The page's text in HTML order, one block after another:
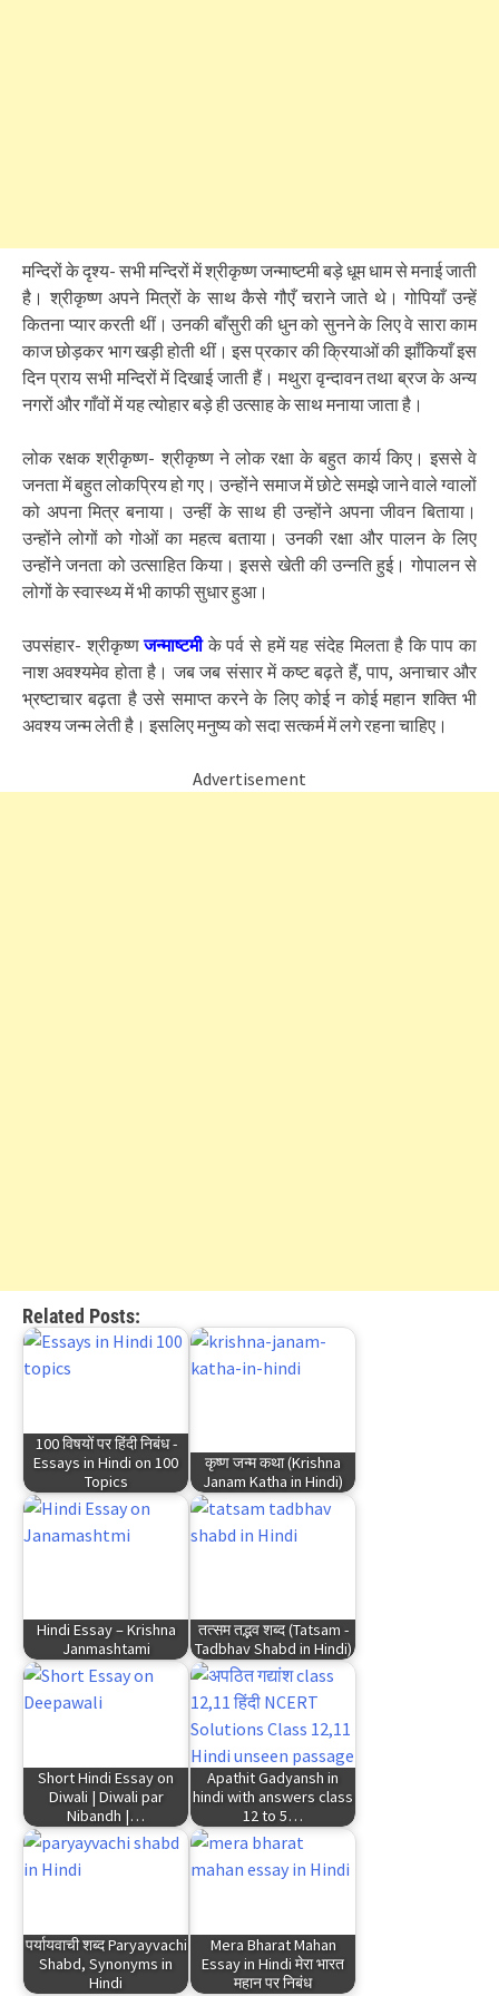
मन्दिरों के दृश्य- सभी मन्दिरों में श्रीकृष्ण जन्माष्टमी बड़े धूम धाम से मनाई जाती
है। श्रीकृष्ण अपने मित्रों के साथ कैसे गौएँ चराने जाते थे। गोपियाँ उन्हें
कितना प्यार करती थीं। उनकी बाँसुरी की धुन को सुनने के लिए वे सारा काम
काज छोड़कर भाग खड़ी होती थीं। इस प्रकार की क्रियाओं की झाँकियाँ इस
दिन प्राय सभी मन्दिरों में दिखाई जाती हैं। मथुरा वृन्दावन तथा ब्रज के अन्य
नगरों और गाँवों में यह त्योहार बड़े ही उत्साह के साथ मनाया जाता है।
लोक रक्षक श्रीकृष्ण- श्रीकृष्ण ने लोक रक्षा के बहुत कार्य किए। इससे वे
जनता में बहुत लोकप्रिय हो गए। उन्होंने समाज में छोटे समझे जाने वाले ग्वालों
को अपना मित्र बनाया। उन्हीं के साथ ही उन्होंने अपना जीवन बिताया।
उन्होंने लोगों को गोओं का महत्व बताया। उनकी रक्षा और पालन के लिए
उन्होंने जनता को उत्साहित किया। इससे खेती की उन्नति हुई। गोपालन से
लोगों के स्वास्थ्य में भी काफी सुधार हुआ।
उपसंहार- श्रीकृष्णजन्माष्टमीके पर्व से हमें यह संदेह मिलता है कि पाप का
नाश अवश्यमेव होता है। जब जब संसार में कष्ट बढ़ते हैं, पाप, अनाचार और
भ्रष्टाचार बढ़ता है उसे समाप्त करने के लिए कोई न कोई महान शक्ति भी
अवश्य जन्म लेती है। इसलिए मनुष्य को सदा सत्कर्म में लगे रहना चाहिए।
Advertisement
Related Posts:
100 विषयों पर हिंदी निबंध -
Essays in Hindi on 100
Topics
कृष्ण जन्म कथा (Krishna
Janam Katha in Hindi)
Hindi Essay – Krishna
Janmashtami
तत्सम तद्भव शब्द (Tatsam -
Tadbhav Shabd in Hindi)
Short Hindi Essay on
Diwali | Diwali par
Nibandh |…
Apathit Gadyansh in
hindi with answers class
12 to 5…
पर्यायवाची शब्द Paryayvachi
Shabd, Synonyms in
Hindi
Mera Bharat Mahan
Essay in Hindi मेरा भारत
महान पर निबंध